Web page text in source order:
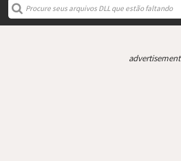
advertisement